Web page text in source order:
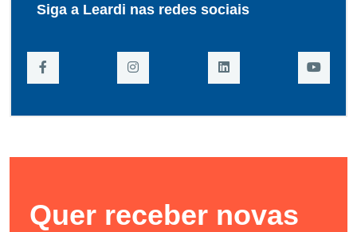
Siga a Leardi nas redes sociais
Quer receber novas